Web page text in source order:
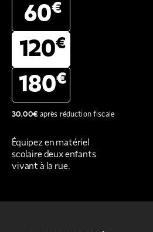
60€
120€
180€
30.00€après réduction fiscale
Équipez en matériel
scolaire deux enfants
vivant à la rue.